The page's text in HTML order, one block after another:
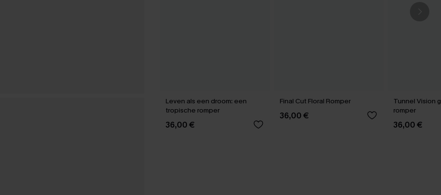
Leven als een droom: een
tropische romper
36,00 €
Final Cut Floral Romper
36,00 €
Tunnel Vision
romper
36,00 €